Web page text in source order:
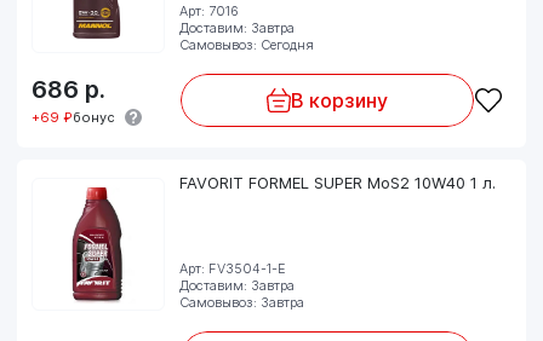
Арт: 7016
Доставим: Завтра
Самовывоз: Сегодня
686 р.
+69 ₽бонус
В корзину
FAVORIT FORMEL SUPER MoS2 10W40 1 л.
Арт: FV3504-1-E
Доставим: Завтра
Самовывоз: Завтра